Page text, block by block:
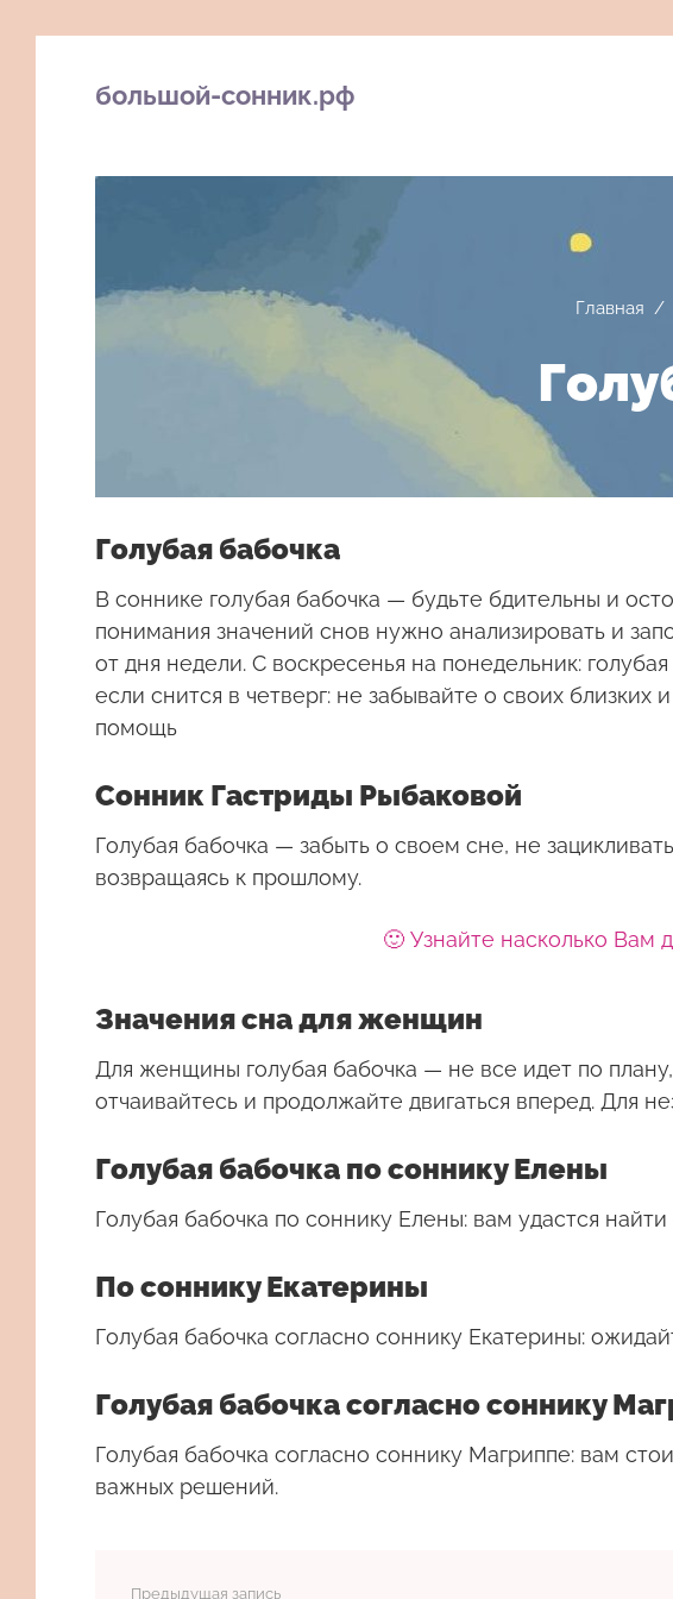
большой-сонник.рф
Главная /
Голубая бабочка
В соннике голубая бабочка — будьте бдительны и
понимания значений снов нужно анализировать и
от дня недели. С воскресенья на понедельник:
если снится в четверг: не забывайте о своих близких
помощь
Сонник Гастриды Рыбаковой
Голубая бабочка — забыть о своем сне, не
возвращаясь к прошлому.
🙂 Узнайте насколько Вам
Значения сна для женщин
Для женщины голубая бабочка — не все идет по
отчаивайтесь и продолжайте двигаться вперед. Для
Голубая бабочка по соннику Елены
Голубая бабочка по соннику Елены: вам удастся
По соннику Екатерины
Голубая бабочка согласно соннику Екатерины:
Голубая бабочка согласно соннику
Голубая бабочка согласно соннику Магриппе: вам
важных решений.
Предыдущая запись